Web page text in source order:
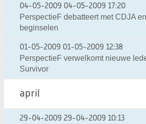
04-05-2009 04-05-2009 17:20
PerspectieF debatteert met CDJA
beginselen
01-05-2009 01-05-2009 12:38
PerspectieF verwelkomt nieuwe
Survivor
april
29-04-2009 29-04-2009 10:13